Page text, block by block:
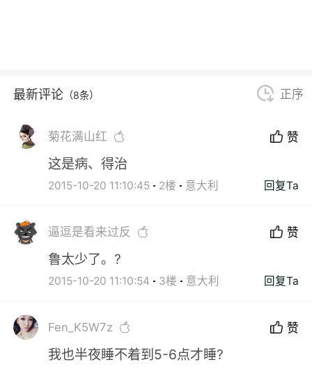
最新评论 （8条） 正序
菊花满山红 赞
这是病、得治
2015-10-20 11:10:45 2楼 意大利 回复Ta
逼逗是看来过反 赞
鲁太少了。?
2015-10-20 11:10:54 3楼 意大利 回复Ta
Fen_K5W7z 赞
我也半夜睡不着到5-6点才睡?